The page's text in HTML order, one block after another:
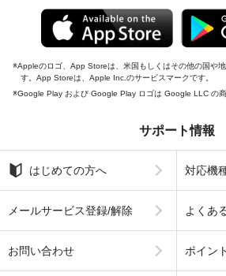
Appleのロゴ、App Storeは、米国もしくはその他の国や
す。App Storeは、Apple Inc.のサービスマークです。
Google Play および Google Play ロゴは Google LLC の商
サポート情報
はじめての方へ 対応機
メールサービス登録/解除 よくあ
お問い合わせ ポイン